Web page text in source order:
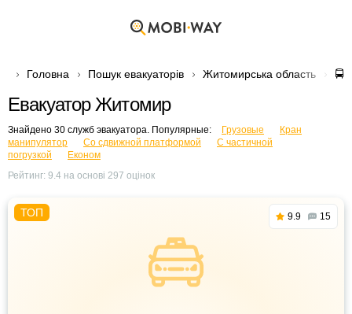
Головна Пошук евакуаторів Житомирська область 🚍
Евакуатор Житомир
Знайдено 30 служб эвакуатора. Популярные: Грузовые
Кран
манипулятор
Со сдвижной платформой
С частичной
погрузкой
Економ
Рейтинг: 9.4 на основі 297 оцінок
9.9 15